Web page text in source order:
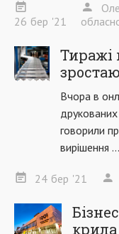
26 бер '21
Тиражі
Вчора в
говорили
вирішення ...
24 бер '21
крила